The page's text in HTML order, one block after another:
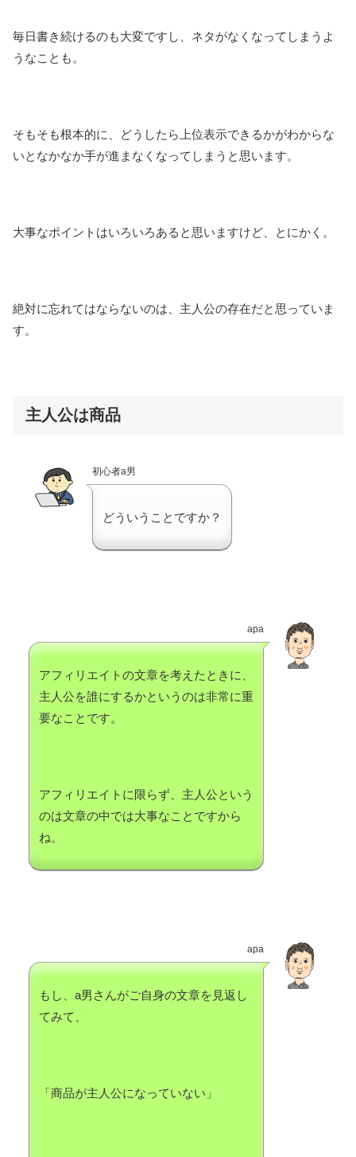
毎日書き続けるのも大変ですし、ネタがなくなってしまうよ
うなことも。
そもそも根本的に、どうしたら上位表示できるかがわからな
いとなかなか手が進まなくなってしまうと思います。
大事なポイントはいろいろあると思いますけど、とにかく。
絶対に忘れてはならないのは、主人公の存在だと思っていま
す。
主人公は商品
初心者a男
どういうことですか？
apa
アフィリエイトの文章を考えたときに、
主人公を誰にするかというのは非常に重
要なことです。
アフィリエイトに限らず、主人公という
のは文章の中では大事なことですから
ね。
apa
もし、a男さんがご自身の文章を見返し
てみて、
「商品が主人公になっていない」